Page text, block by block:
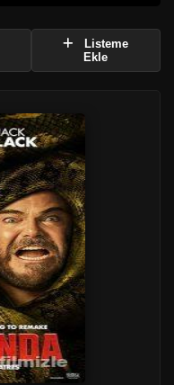
Listeme
Ekle